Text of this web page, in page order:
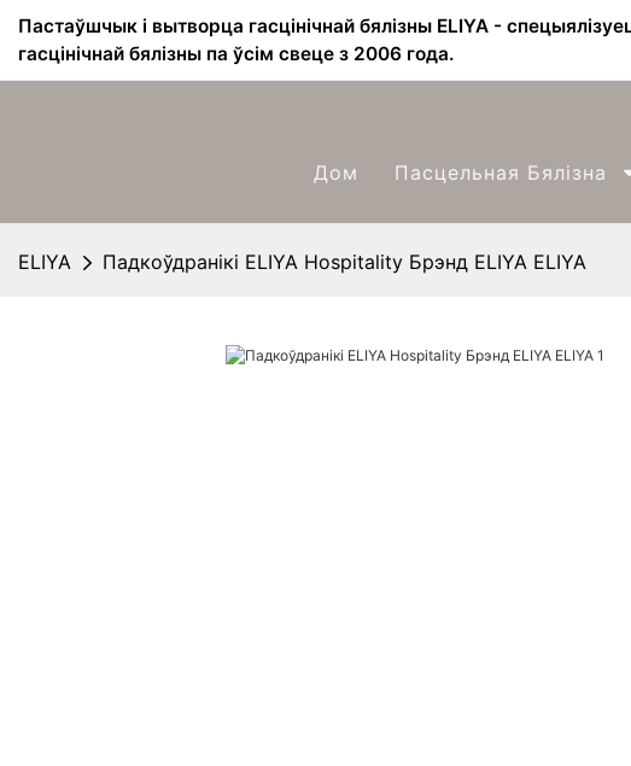
Пастаўшчык і вытворца гасцінічнай бялізны ELIYA -
гасцінічнай бялізны па ўсім свеце з 2006 года.
Дом Пасцельная Бялізна
ELIYA Падкоўдранікі ELIYA Hospitality Брэнд ELIYA ELIYA